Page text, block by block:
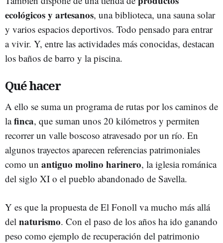
ecológicos y artesanos, una biblioteca, una sauna solar
y varios espacios deportivos. Todo pensado para entrar
a vivir. Y, entre las actividades más conocidas, destacan
los baños de barro y la piscina.
Qué hacer
A ello se suma un programa de rutas por los caminos de
lafinca, que suman unos 20 kilómetros y permiten
recorrer un valle boscoso atravesado por un río. En
algunos trayectos aparecen referencias patrimoniales
como un antiguo molino harinero, la iglesia románica
del siglo XI o el pueblo abandonado de Savella.
Y es que la propuesta de El Fonoll va mucho más allá
del naturismo. Con el paso de los años ha ido ganando
peso como ejemplo de recuperación del patrimonio